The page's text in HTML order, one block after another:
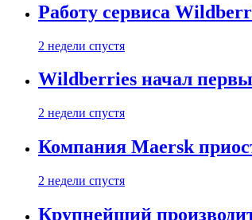
Работу сервиса
2 недели спустя
Wildberries начал
2 недели спустя
Компания Maersk
2 недели спустя
Крупнейший